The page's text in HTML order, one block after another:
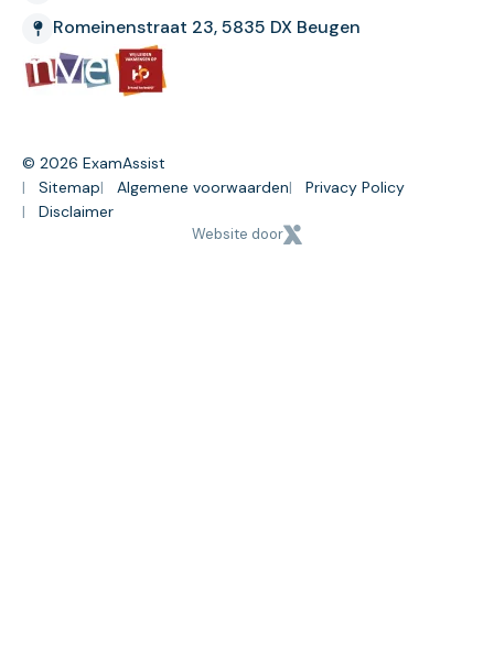
Romeinenstraat 23, 5835 DX Beugen
© 2026 ExamAssist
Sitemap
Algemene voorwaarden
Privacy Policy
Disclaimer
Website door